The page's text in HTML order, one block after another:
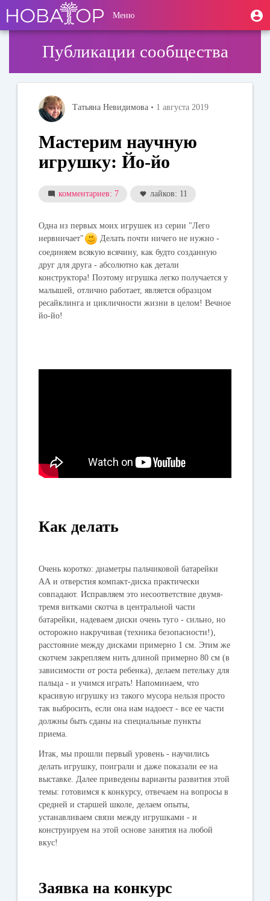
основному
содержанию
User
account
Меню
Публикации сообщества
Татьяна Невидимова • 1 августа 2019
Мастерим научную
игрушку: Йо-йо
комментариев: 7 лайков: 11
Одна из первых моих игрушек из серии "Лего
нервничает"
Делать почти ничего не нужно -
соединяем всякую всячину, как будто созданную
друг для друга - абсолютно как детали
конструктора! Поэтому игрушка легко получается у
малышей, отлично работает, является образцом
ресайклинга и цикличности жизни в целом! Вечное
йо-йо!
Как делать
Очень коротко: диаметры пальчиковой батарейки
АА и отверстия компакт-диска практически
совпадают. Исправляем это несоответствие двумя-
тремя витками скотча в центральной части
батарейки, надеваем диски очень туго - сильно, но
осторожно накручивая (техника безопасности!),
расстояние между дисками примерно 1 см. Этим же
скотчем закрепляем нить длиной примерно 80 см (в
зависимости от роста ребенка), делаем петельку для
пальца - и учимся играть! Напоминаем, что
красивую игрушку из такого мусора нельзя просто
так выбросить, если она нам надоест - все ее части
должны быть сданы на специальные пункты
приема.
Итак, мы прошли первый уровень - научились
делать игрушку, поиграли и даже показали ее на
выставке. Далее приведены варианты развития этой
темы: готовимся к конкурсу, отвечаем на вопросы в
средней и старшей школе, делаем опыты,
устанавливаем связи между игрушками - и
конструируем на этой основе занятия на любой
вкус!
Заявка на конкурс